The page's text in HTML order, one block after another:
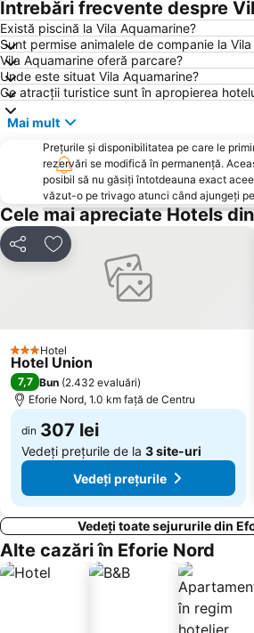
Gara Constanța
Plaja
Portul Tomis
Plaja Olimp
Casa
Delfinariu Constanța
Centru
Lacul Techirghiol
Aqua Magic
Gara
Plaja Krapets
Tomis Nord
Portul Turistic Callatis Mangalia
Portul Constanța
C.E.T.
Gara Năvodari
Mihail
Palazu Mare
Zona
Tăbăcărie
Unirii
Lake
Întrebări frecvente despre
Există piscină la Vila Aquamarine?
Sunt permise animalele de companie la
Vila Aquamarine oferă parcare?
Unde este situat Vila Aquamarine?
Ce atracții turistice sunt în apropierea
Mai mult
Prețurile și disponibilitatea pe care le
rezervări se modifică în permanență.
posibil să nu găsiți întotdeauna exact
văzut-o pe trivago atunci când ajungeți
Cele mai apreciate Hotels
DistribuițiAdăugaţi la favorite
3 SteleHotel
Hotel Union
7,7 Bun (2.432 evaluări)
Eforie Nord, 1.0 km faţă de Centru
din 307 lei
Vedeți prețurile de la 3 site-uri
Vedeți prețurile
Vedeți toate sejururile din
Alte cazări în Eforie Nord